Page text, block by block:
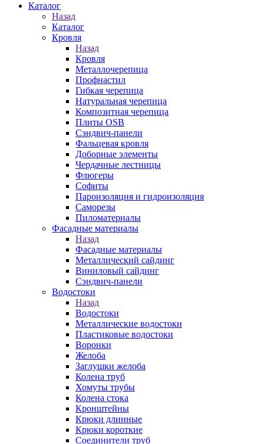
Каталог
Назад
Каталог
Кровля
Назад
Кровля
Металлочерепица
Профнастил
Гибкая черепица
Натуральная черепица
Композитная черепица
Плиты OSB
Сэндвич-панели
Фальцевая кровля
Доборные элементы
Чердачные лестницы
Флюгеры
Софиты
Пароизоляция и гидроизоляция
Саморезы
Пиломатериалы
Фасадные материалы
Назад
Фасадные материалы
Металлический сайдинг
Виниловый сайдинг
Сэндвич-панели
Водостоки
Назад
Водостоки
Металлические водостоки
Пластиковые водостоки
Воронки
Желоба
Заглушки желоба
Колена труб
Хомуты трубы
Колена стока
Кронштейны
Крюки длинные
Крюки короткие
Соединители труб